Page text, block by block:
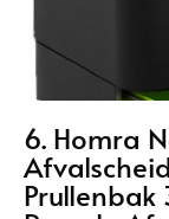
6. Homra
Prullenbak